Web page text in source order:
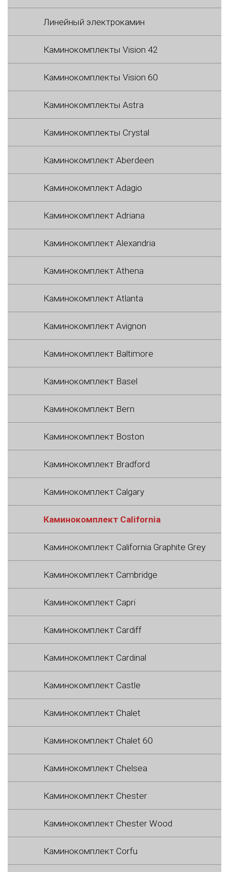
Линейный электрокамин
Каминокомплекты Vision 42
Каминокомплекты Vision 60
Каминокомплекты Astra
Каминокомплекты Crystal
Каминокомплект Aberdeen
Каминокомплект Adagio
Каминокомплект Adriana
Каминокомплект Alexandria
Каминокомплект Athena
Каминокомплект Atlanta
Каминокомплект Avignon
Каминокомплект Baltimore
Каминокомплект Basel
Каминокомплект Bern
Каминокомплект Boston
Каминокомплект Bradford
Каминокомплект Calgary
Каминокомплект California
Каминокомплект California Graphite Grey
Каминокомплект Cambridge
Каминокомплект Capri
Каминокомплект Cardiff
Каминокомплект Cardinal
Каминокомплект Castle
Каминокомплект Chalet
Каминокомплект Chalet 60
Каминокомплект Chelsea
Каминокомплект Chester
Каминокомплект Chester Wood
Каминокомплект Corfu